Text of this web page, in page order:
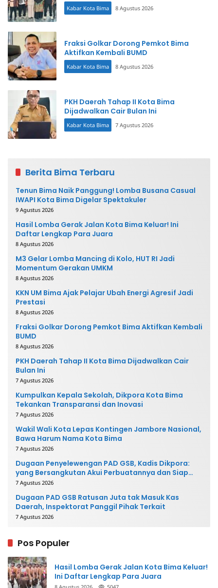
Kabar Kota Bima 8 Agustus 2026
Fraksi Golkar Dorong Pemkot Bima
Aktifkan Kembali BUMD
Kabar Kota Bima 8 Agustus 2026
PKH Daerah Tahap II Kota Bima
Dijadwalkan Cair Bulan Ini
Kabar Kota Bima 7 Agustus 2026
Berita Bima Terbaru
Tenun Bima Naik Panggung! Lomba Busana Casual
IWAPI Kota Bima Digelar Spektakuler
9 Agustus 2026
Hasil Lomba Gerak Jalan Kota Bima Keluar! Ini
Daftar Lengkap Para Juara
8 Agustus 2026
M3 Gelar Lomba Mancing di Kolo, HUT RI Jadi
Momentum Gerakan UMKM
8 Agustus 2026
KKN UM Bima Ajak Pelajar Ubah Energi Agresif Jadi
Prestasi
8 Agustus 2026
Fraksi Golkar Dorong Pemkot Bima Aktifkan Kembali
BUMD
8 Agustus 2026
PKH Daerah Tahap II Kota Bima Dijadwalkan Cair
Bulan Ini
7 Agustus 2026
Kumpulkan Kepala Sekolah, Dikpora Kota Bima
Tekankan Transparansi dan Inovasi
7 Agustus 2026
Wakil Wali Kota Lepas Kontingen Jambore Nasional,
Bawa Harum Nama Kota Bima
7 Agustus 2026
Dugaan Penyelewengan PAD GSB, Kadis Dikpora:
yang Bersangkutan Akui Perbuatannya dan Siap
Mengembalikan Uang
7 Agustus 2026
Dugaan PAD GSB Ratusan Juta tak Masuk Kas
Daerah, Inspektorat Panggil Pihak Terkait
7 Agustus 2026
Pos Populer
Hasil Lomba Gerak Jalan Kota Bima Keluar!
Ini Daftar Lengkap Para Juara